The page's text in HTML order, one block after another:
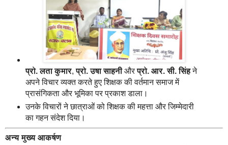
प्रो. लता कुमार,प्रो. उषा साहनीऔरप्रो. आर. सी. सिंहने
अपने विचार व्यक्त करते हुए शिक्षक की वर्तमान समाज में
प्रासंगिकता और भूमिका पर प्रकाश डाला।
उनके विचारों ने छात्राओं को शिक्षक की महत्ता और जिम्मेदारी
का गहन संदेश दिया।
अन्य मुख्य आकर्षण